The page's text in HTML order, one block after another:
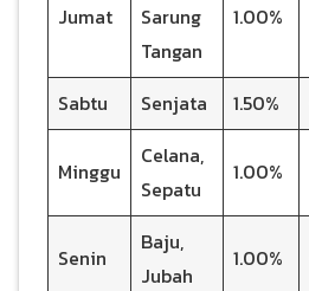
Jumat
Sarung
Tangan
1.00%
Sabtu Senjata 1.50%
Minggu
Celana,
Sepatu
1.00%
Senin
Baju,
Jubah
1.00%